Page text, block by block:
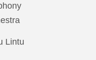
Lintu